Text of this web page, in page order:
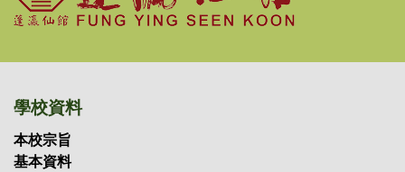
學校資料
本校宗旨
基本資料